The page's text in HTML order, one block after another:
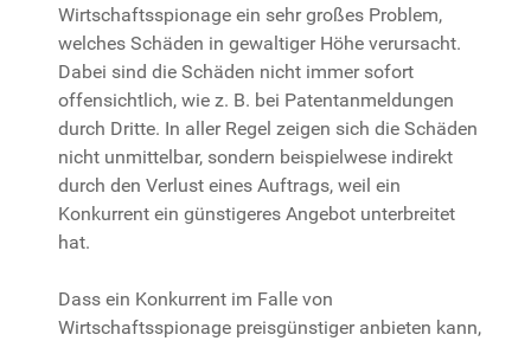
Wirtschaftsspionage ein sehr großes Problem,
welches Schäden in gewaltiger Höhe verursacht.
Dabei sind die Schäden nicht immer sofort
offensichtlich, wie z. B. bei Patentanmeldungen
durch Dritte. In aller Regel zeigen sich die Schäden
nicht unmittelbar, sondern beispielwese indirekt
durch den Verlust eines Auftrags, weil ein
Konkurrent ein günstigeres Angebot unterbreitet
hat.
Dass ein Konkurrent im Falle von
Wirtschaftsspionage preisgünstiger anbieten kann,